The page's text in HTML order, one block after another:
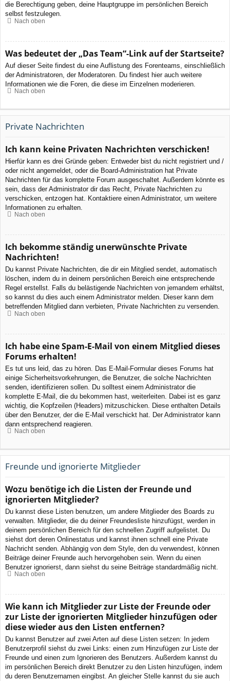
die Berechtigung geben, deine Hauptgruppe im persönlichen Bereich
selbst festzulegen.
Nach oben
Was bedeutet der „Das Team“-Link auf der Startseite?
Auf dieser Seite findest du eine Auflistung des Forenteams, einschließlich
der Administratoren, der Moderatoren. Du findest hier auch weitere
Informationen wie die Foren, die diese im Einzelnen moderieren.
Nach oben
Private Nachrichten
Ich kann keine Privaten Nachrichten verschicken!
Hierfür kann es drei Gründe geben: Entweder bist du nicht registriert und /
oder nicht angemeldet, oder die Board-Administration hat Private
Nachrichten für das komplette Forum ausgeschaltet. Außerdem könnte es
sein, dass der Administrator dir das Recht, Private Nachrichten zu
verschicken, entzogen hat. Kontaktiere einen Administrator, um weitere
Informationen zu erhalten.
Nach oben
Ich bekomme ständig unerwünschte Private
Nachrichten!
Du kannst Private Nachrichten, die dir ein Mitglied sendet, automatisch
löschen, indem du in deinem persönlichen Bereich eine entsprechende
Regel erstellst. Falls du belästigende Nachrichten von jemandem erhältst,
so kannst du dies auch einem Administrator melden. Dieser kann dem
betreffenden Mitglied dann verbieten, Private Nachrichten zu versenden.
Nach oben
Ich habe eine Spam-E-Mail von einem Mitglied dieses
Forums erhalten!
Es tut uns leid, das zu hören. Das E-Mail-Formular dieses Forums hat
einige Sicherheitsvorkehrungen, die Benutzer, die solche Nachrichten
senden, identifizieren sollen. Du solltest einem Administrator die
komplette E-Mail, die du bekommen hast, weiterleiten. Dabei ist es ganz
wichtig, die Kopfzeilen (Headers) mitzuschicken. Diese enthalten Details
über den Benutzer, der die E-Mail verschickt hat. Der Administrator kann
dann entsprechend reagieren.
Nach oben
Freunde und ignorierte Mitglieder
Wozu benötige ich die Listen der Freunde und
ignorierten Mitglieder?
Du kannst diese Listen benutzen, um andere Mitglieder des Boards zu
verwalten. Mitglieder, die du deiner Freundesliste hinzufügst, werden in
deinem persönlichen Bereich für den schnellen Zugriff aufgelistet. Du
siehst dort deren Onlinestatus und kannst ihnen schnell eine Private
Nachricht senden. Abhängig von dem Style, den du verwendest, können
Beiträge deiner Freunde auch hervorgehoben sein. Wenn du einen
Benutzer ignorierst, dann siehst du seine Beiträge standardmäßig nicht.
Nach oben
Wie kann ich Mitglieder zur Liste der Freunde oder
zur Liste der ignorierten Mitglieder hinzufügen oder
diese wieder aus den Listen entfernen?
Du kannst Benutzer auf zwei Arten auf diese Listen setzen: In jedem
Benutzerprofil siehst du zwei Links: einen zum Hinzufügen zur Liste der
Freunde und einen zum Ignorieren des Benutzers. Außerdem kannst du
im persönlichen Bereich direkt Benutzer zu den Listen hinzufügen, indem
du deren Benutzernamen eingibst. An gleicher Stelle kannst du sie auch